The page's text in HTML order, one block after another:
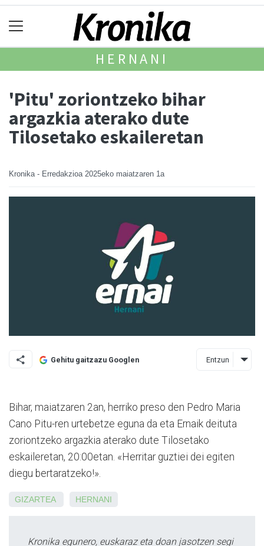
HERNANI
'Pitu' zoriontzeko bihar
argazkia aterako dute
Tilosetako eskaileretan
Kronika - Erredakzioa 2025eko maiatzaren 1a
Gehitu gaitzazu Googlen Entzun
Bihar, maiatzaren 2an, herriko preso den Pedro Maria
Cano Pitu-ren urtebetze eguna da eta Ernaik deituta
zoriontzeko argazkia aterako dute Tilosetako
eskaileretan, 20:00etan. «Herritar guztiei dei egiten
diegu bertaratzeko!».
GIZARTEA HERNANI
Kronika egunero, euskaraz eta doan jasotzen segi